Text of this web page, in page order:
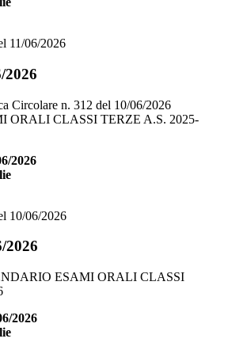
11/06/2026
2026
Circolare n. 312 del 10/06/2026
ORALI CLASSI TERZE A.S. 2025-
2026
10/06/2026
2026
ESAMI ORALI CLASSI
2026